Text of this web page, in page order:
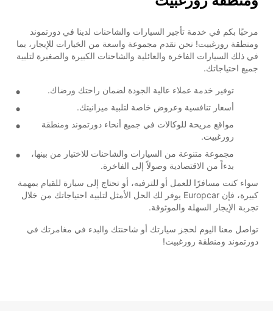
مرحبًا بكم في خدمة تأجير السيارات والشاحنات لدينا في دورتموند
ومنطقة رورغبيت! نحن نقدم مجموعة واسعة من الخيارات للإيجار، بما
في ذلك السيارات الفاخرة والعائلية والشاحنات الكبيرة والصغيرة لتلبية
جميع احتياجاتك.
توفير خدمة عملاء عالية الجودة لضمان راحتك ورضاك.
أسعار تنافسية وعروض خاصة لتلبية ميزانيتك.
مواقع مريحة للوكالات في جميع أنحاء دورتموند ومنطقة
رورغبيت.
مجموعة متنوعة من السيارات والشاحنات للاختيار من بينها،
بدءاً من الاقتصادية وصولاً إلى الفاخرة.
سواء كنت مسافرًا للعمل أو للترفيه، أو تحتاج إلى سيارة للقيام بمهمة
كبيرة، فإن Europcar يوفر لك الحل الأمثل لتلبية احتياجاتك من خلال
تجربة الإيجار السهلة والموثوقة.
تواصل معنا اليوم لحجز سيارتك أو شاحنتك والبدء في مغامرتك في
دورتموند ومنطقة رورغبيت!